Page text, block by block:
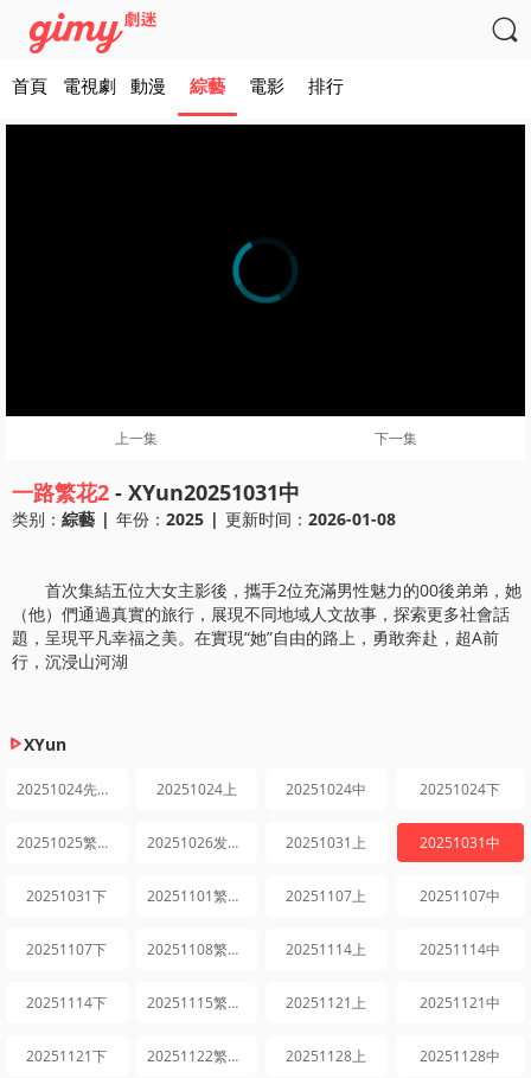

首頁 電視劇 動漫 綜藝 電影 排行
上一集 下一集
一路繁花2 - XYun20251031中
类别： 綜藝 | 年份： 2025 | 更新时间： 2026-01-08
首次集結五位大女主影後，攜手2位充滿男性魅力的00後弟弟，她
（他）們通過真實的旅行，展現不同地域人文故事，探索更多社會話
題，呈現平凡幸福之美。在實現“她”自由的路上，勇敢奔赴，超A前
行，沉浸山河湖
XYun
20251024先导片 20251024上 20251024中 20251024下
20251025繁花日记 20251026发布会全程回顾 20251031上 20251031中
20251031下 20251101繁花日记 20251107上 20251107中
20251107下 20251108繁花日记 20251114上 20251114中
20251114下 20251115繁花日记 20251121上 20251121中
20251121下 20251122繁花日记 20251128上 20251128中